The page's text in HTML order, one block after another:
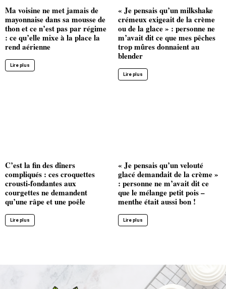
Ma voisine ne met jamais de
mayonnaise dans sa mousse de
thon et ce n’est pas par régime
: ce qu’elle mixe à la place la
rend aérienne
Lire plus
« Je pensais qu’un milkshake
crémeux exigeait de la crème
ou de la glace » : personne ne
m’avait dit ce que mes pêches
trop mûres donnaient au
blender
Lire plus
C’est la fin des dîners
compliqués : ces croquettes
crousti-fondantes aux
courgettes ne demandent
qu’une râpe et une poêle
Lire plus
« Je pensais qu’un velouté
glacé demandait de la crème »
: personne ne m’avait dit ce
que le mélange petit pois –
menthe était aussi bon !
Lire plus